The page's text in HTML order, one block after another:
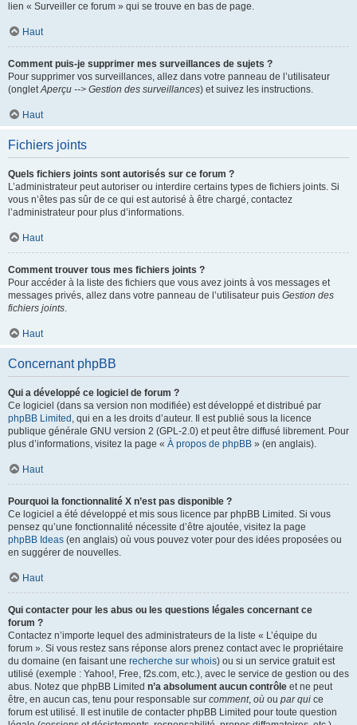
lien « Surveiller ce forum » qui se trouve en bas de page.
Haut
Comment puis-je supprimer mes surveillances de sujets ?
Pour supprimer vos surveillances, allez dans votre panneau de l’utilisateur
(ongletAperçu --> Gestion des surveillances) et suivez les instructions.
Haut
Fichiers joints
Quels fichiers joints sont autorisés sur ce forum ?
L’administrateur peut autoriser ou interdire certains types de fichiers joints. Si
vous n’êtes pas sûr de ce qui est autorisé à être chargé, contactez
l’administrateur pour plus d’informations.
Haut
Comment trouver tous mes fichiers joints ?
Pour accéder à la liste des fichiers que vous avez joints à vos messages et
messages privés, allez dans votre panneau de l’utilisateur puis Gestion des
fichiers joints.
Haut
Concernant phpBB
Qui a développé ce logiciel de forum ?
Ce logiciel (dans sa version non modifiée) est développé et distribué par
phpBB Limited , qui en a les droits d’auteur. Il est publié sous la licence
publique générale GNU version 2 (GPL-2.0) et peut être diffusé librement. Pour
plus d’informations, visitez la page « À propos de phpBB » (en anglais).
Haut
Pourquoi la fonctionnalité X n’est pas disponible ?
Ce logiciel a été développé et mis sous licence par phpBB Limited. Si vous
pensez qu’une fonctionnalité nécessite d’être ajoutée, visitez la page
phpBB Ideas (en anglais) où vous pouvez voter pour des idées proposées ou
en suggérer de nouvelles.
Haut
Qui contacter pour les abus ou les questions légales concernant ce
forum ?
Contactez n’importe lequel des administrateurs de la liste « L’équipe du
forum ». Si vous restez sans réponse alors prenez contact avec le propriétaire
du domaine (en faisant une recherche sur whois) ou si un service gratuit est
utilisé (exemple : Yahoo!, Free, f2s.com, etc.), avec le service de gestion ou des
abus. Notez que phpBB Limited n’a absolument aucun contrôle et ne peut
être, en aucun cas, tenu pour responsable sur comment, où ou par qui ce
forum est utilisé. Il est inutile de contacter phpBB Limited pour toute question